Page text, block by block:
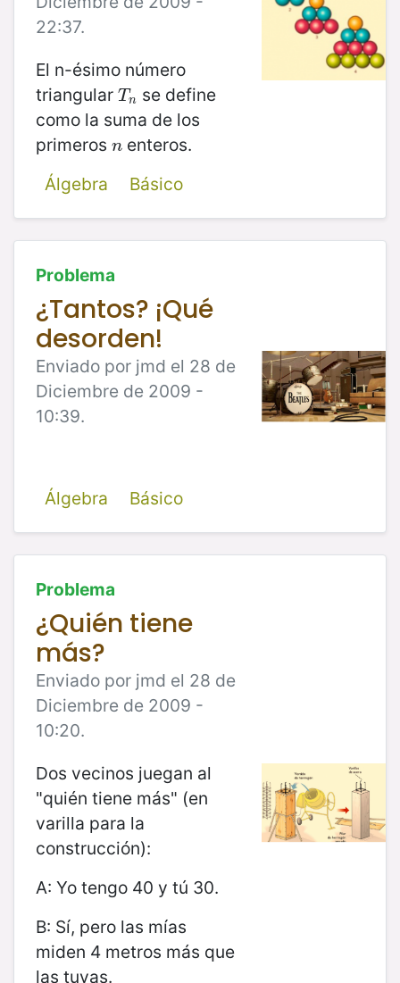
22:37.
El n-ésimo número
triangular T n
Tn se define
como la suma de los
primeros n
n enteros.
Álgebra
Básico
Problema
¿Tantos? ¡Qué
desorden!
Enviado por jmd el 28 de
Diciembre de 2009 -
10:39.
Álgebra Básico
Problema
¿Quién tiene
más?
Enviado por jmd el 28 de
Diciembre de 2009 -
10:20.
Dos vecinos juegan al
"quién tiene más" (en
varilla para la
construcción):
A: Yo tengo 40 y tú 30.
B: Sí, pero las mías
miden 4 metros más que
las tuyas.